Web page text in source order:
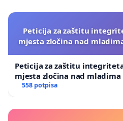
Peticija za zaštitu
mjesta zločina nad
Peticija za zaštitu
mjesta zločina nad
558 potpisa